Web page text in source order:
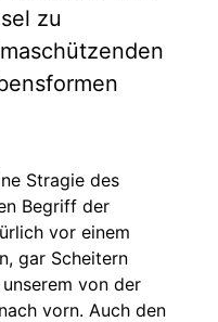
zu
Stragie des
Begriff der
vor einem
gar Scheitern
von der
vorn. Auch den